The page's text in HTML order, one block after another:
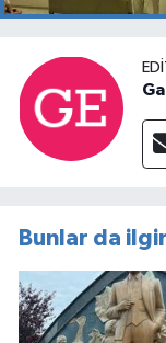
Bunlar da